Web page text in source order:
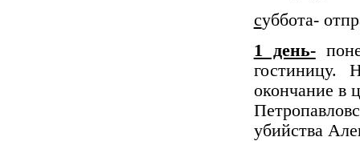
суббота-
1 день-
гостиницу.
окончание в
убийства